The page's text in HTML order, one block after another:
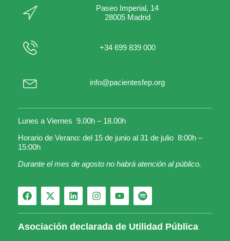
Paseo Imperial, 14
28005 Madrid
+34 699 839 000
info@pacientesfep.org
Lunes a Viernes 9.00h – 18.00h
Horario de Verano: del 15 de junio al 31 de julio 8:00h –
15:00h
Durante el mes de agosto no habrá atención al público.
Asociación declarada de Utilidad Pública